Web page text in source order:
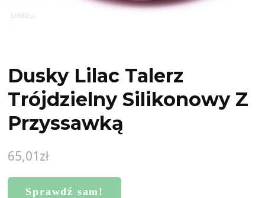
Dusky Lilac Talerz
Trójdzielny Silikonowy Z
Przyssawką
65,01zł
Sprawdź sam!